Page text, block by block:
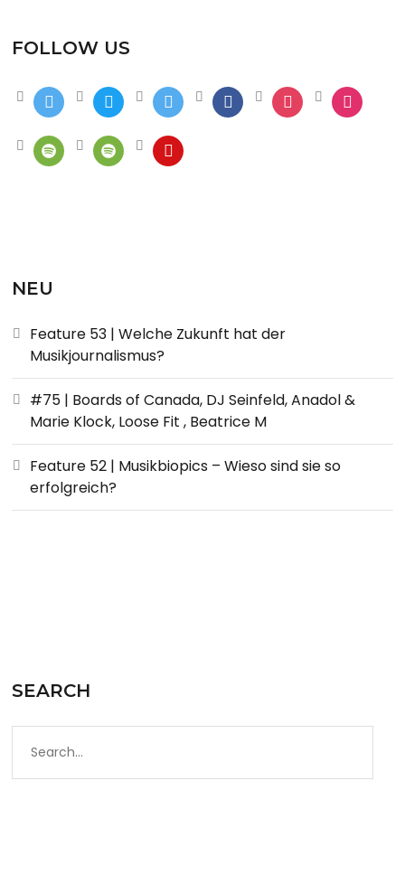
FOLLOW US
NEU
Feature 53 | Welche Zukunft hat der
Musikjournalismus?
#75 | Boards of Canada, DJ Seinfeld, Anadol &
Marie Klock, Loose Fit , Beatrice M
Feature 52 | Musikbiopics – Wieso sind sie so
erfolgreich?
SEARCH